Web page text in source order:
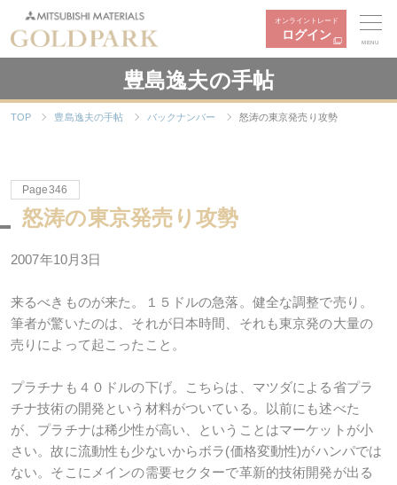
オンライントレード
ログイン
MENU
豊島逸夫の手帖
TOP 豊島逸夫の手帖 バックナンバー 怒涛の東京発売り攻勢
Page346
怒涛の東京発売り攻勢
2007年10月3日
来るべきものが来た。１５ドルの急落。健全な調整で売り。
筆者が驚いたのは、それが日本時間、それも東京発の大量の
売りによって起こったこと。
プラチナも４０ドルの下げ。こちらは、マツダによる省プラ
チナ技術の開発という材料がついている。以前にも述べた
が、プラチナは稀少性が高い、ということはマーケットが小
さい。故に流動性も少ないからボラ(価格変動性)がハンパでは
ない。そこにメインの需要セクターで革新的技術開発が出る